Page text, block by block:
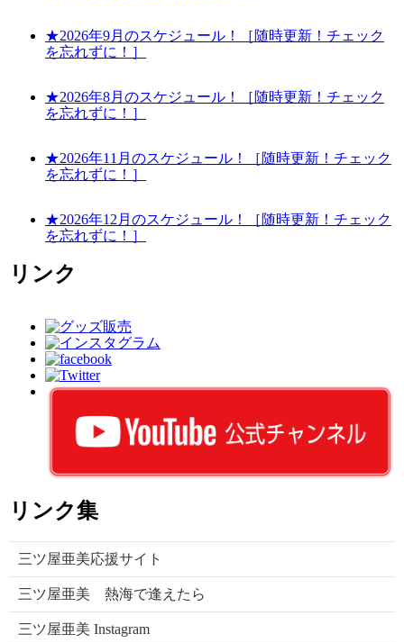
★2026年9月のスケジュール！［随時更新！チェック
を忘れずに！］
★2026年8月のスケジュール！［随時更新！チェック
を忘れずに！］
★2026年11月のスケジュール！［随時更新！チェック
を忘れずに！］
★2026年12月のスケジュール！［随時更新！チェック
を忘れずに！］
リンク
リンク集
三ツ屋亜美応援サイト
三ツ屋亜美 熱海で逢えたら
三ツ屋亜美 Instagram